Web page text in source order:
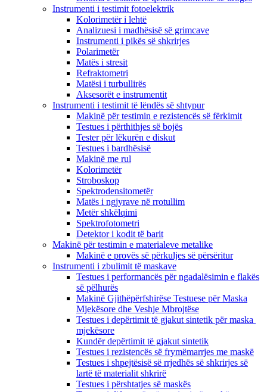
Instrumenti i testimit fotoelektrik
Kolorimetër i lehtë
Analizuesi i madhësisë së grimcave
Instrumenti i pikës së shkrirjes
Polarimetër
Matës i stresit
Refraktometri
Matësi i turbullirës
Aksesorët e instrumentit
Instrumenti i testimit të lëndës së shtypur
Makinë për testimin e rezistencës së fërkimit
Testues i përthithjes së bojës
Tester për lëkurën e diskut
Testues i bardhësisë
Makinë me rul
Kolorimetër
Stroboskop
Spektrodensitometër
Matës i ngjyrave në rrotullim
Metër shkëlqimi
Spektrofotometri
Detektor i kodit të barit
Makinë për testimin e materialeve metalike
Makinë e provës së përkuljes së përsëritur
Instrumenti i zbulimit të maskave
Testues i performancës për ngadalësimin e flakës
së pëlhurës
Makinë Gjithëpërfshirëse Testuese për Maska
Mjekësore dhe Veshje Mbrojtëse
Testues i depërtimit të gjakut sintetik për maska ​​
mjekësore
Kundër depërtimit të gjakut sintetik
Testues i rezistencës së frymëmarrjes me maskë
Testues i shpejtësisë së rrjedhës së shkrirjes së
lartë të materialit shkrirë
Testues i përshtatjes së maskës